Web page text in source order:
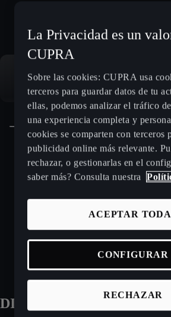
NUESTRA GAMA ACTUAL
COMPRA NUESTROS
SELECCIÓN CUPRA
DISCOVER MORE
La Privacidad es un
CUPRA
Sobre las cookies: CUPRA usa
terceros para guardar datos de tu
ellas, podemos analizar el tráfico
una experiencia completa y
cookies se comparten con terceros
publicidad online más relevante.
rechazar, o gestionarlas en el
saber más? Consulta nuestra
RECHAZAR
ACEPTAR
CONFIGURAR